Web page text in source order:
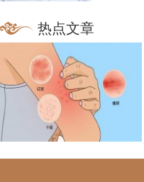
热点文章
12